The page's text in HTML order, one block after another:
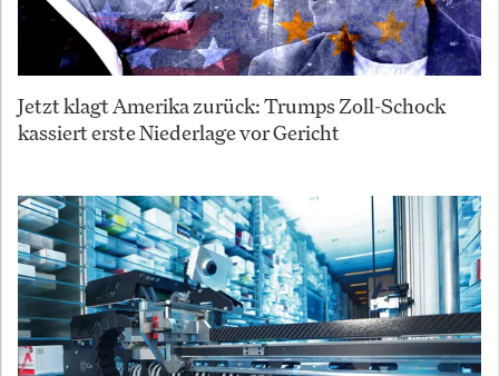
Jetzt klagt Amerika zurück: Trumps Zoll-Schock
kassiert erste Niederlage vor Gericht